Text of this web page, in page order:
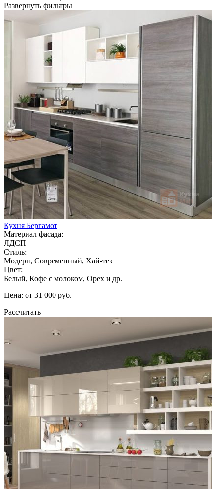
Развернуть фильтры
Кухня Бергамот
Материал фасада:
ЛДСП
Стиль:
Модерн, Современный, Хай-тек
Цвет:
Белый, Кофе с молоком, Орех и др.
Цена: от 31 000 руб.
Рассчитать